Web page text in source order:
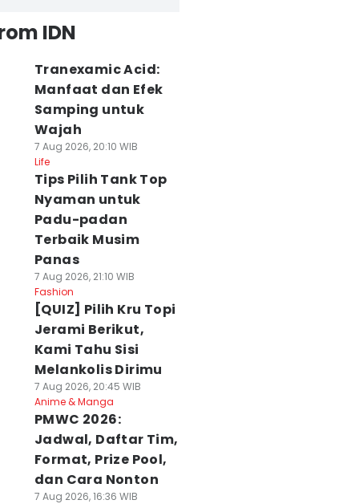
IDN
Tranexamic Acid:
Manfaat dan Efek
Samping untuk
Wajah
7 Aug 2026, 20:10 WIB
Life
Tips Pilih Tank Top
Nyaman untuk
Padu-padan
Terbaik Musim
Panas
7 Aug 2026, 21:10 WIB
Fashion
[QUIZ] Pilih Kru Topi
Jerami Berikut,
Kami Tahu Sisi
Melankolis Dirimu
7 Aug 2026, 20:45 WIB
Anime & Manga
PMWC 2026:
Jadwal, Daftar Tim,
Format, Prize Pool,
dan Cara Nonton
7 Aug 2026, 16:36 WIB